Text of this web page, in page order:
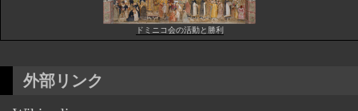
ドミニコ会の活動と勝利
外部リンク